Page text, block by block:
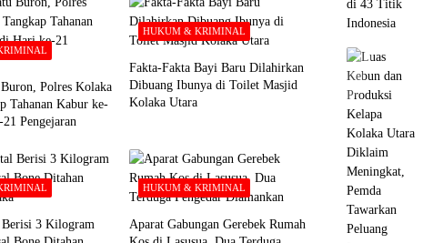
Polres Kolaka
Tahanan Kabur ke-
Pengejaran
HUKUM & KRIMINAL
Fakta-Fakta Bayi Baru Dilahirkan
Dibuang Ibunya di Toilet Masjid
Kolaka Utara
3 Kilogram
HUKUM & KRIMINAL
Aparat Gabungan Gerebek Rumah